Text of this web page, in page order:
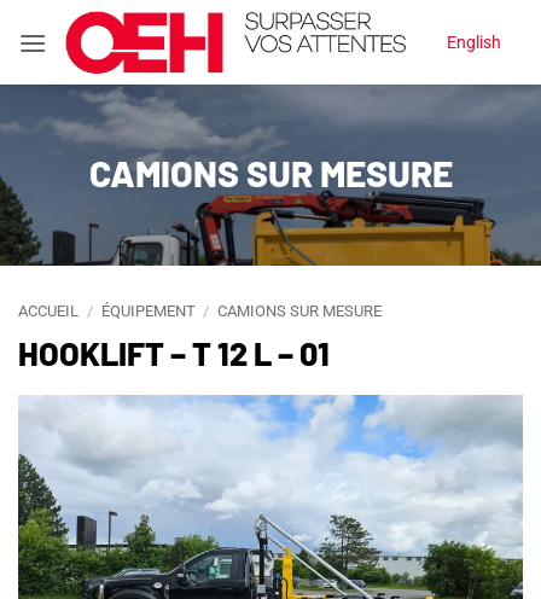
English
CAMIONS SUR MESURE
ACCUEIL / ÉQUIPEMENT / CAMIONS SUR MESURE
HOOKLIFT – T 12 L – 01